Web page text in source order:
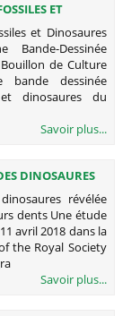
ET
: UNE
CULTURE
et Dinosaures
Dessinée
de Culture
bande dessinée
dinosaures du
Savoir plus...
DINOSAURES
DE LEURS
révélée
dents Une étude
avril 2018 dans la
the Royal Society
Savoir plus...